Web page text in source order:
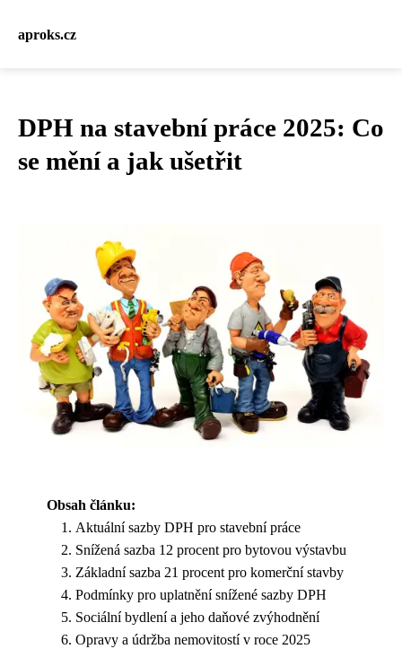
aproks.cz
DPH na stavební práce 2025: Co
se mění a jak ušetřit
Obsah článku:
Aktuální sazby DPH pro stavební práce
Snížená sazba 12 procent pro bytovou výstavbu
Základní sazba 21 procent pro komerční stavby
Podmínky pro uplatnění snížené sazby DPH
Sociální bydlení a jeho daňové zvýhodnění
Opravy a údržba nemovitostí v roce 2025